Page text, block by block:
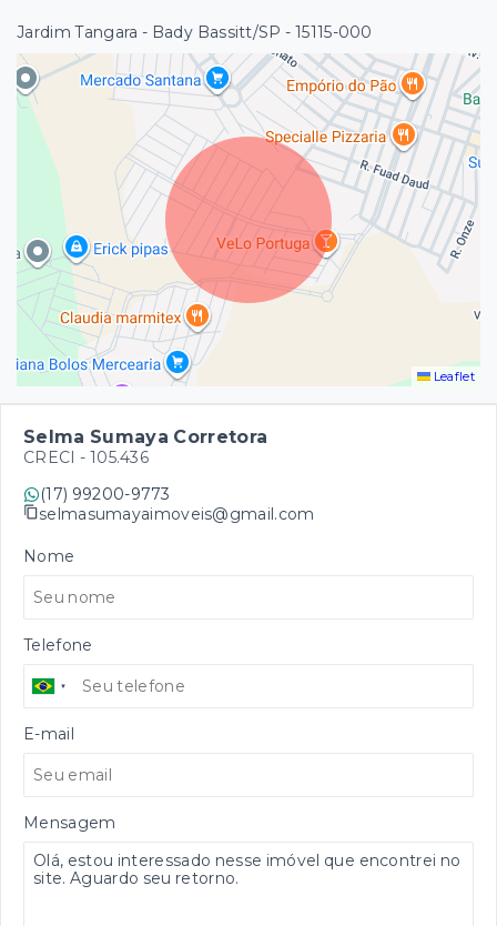
Jardim Tangara - Bady Bassitt/SP - 15115-000
Leaflet
Selma Sumaya Corretora
CRECI - 105.436
(17) 99200-9773
selmasumayaimoveis@gmail.com
Nome
Telefone
E-mail
Mensagem